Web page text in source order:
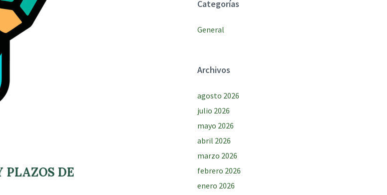
DE
Categorías
General
Archivos
agosto 2026
julio 2026
mayo 2026
abril 2026
marzo 2026
febrero 2026
enero 2026